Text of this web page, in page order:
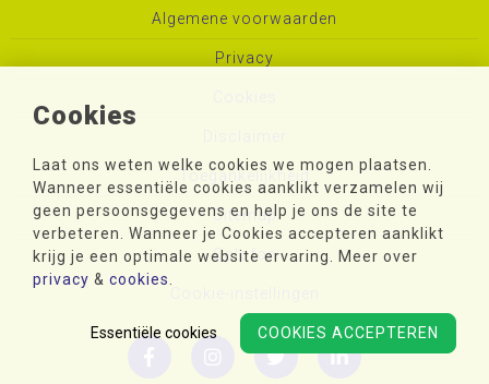
Cookies
Laat ons weten welke cookies we mogen plaatsen.
Wanneer essentiële cookies aanklikt verzamelen wij
geen persoonsgegevens en help je ons de site te
verbeteren. Wanneer je Cookies accepteren aanklikt
krijg je een optimale website ervaring. Meer over
privacy & cookies
COOKIES ACCEPTEREN
Essentiële cookies
Algemene voorwaarden
Privacy
Toegankelijkheid
Sitemap
Colofon